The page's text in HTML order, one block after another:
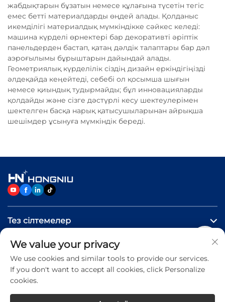
жабдықтарын бұзатын немесе құлағына түсетін тегіс
емес бетті материалдарды өңдей алады. Қолданыс
икемділігі материалдық мүмкіндікке сәйкес келеді:
машина күрделі өрнектері бар декоративті әріптік
панельдерден бастап, қатаң дәлдік талаптары бар дәл
аэроғылымы бұрыштарын дайындай алады.
Геометриялық күрделілік сіздің дизайн еркіндігіңізді
әлдеқайда кеңейтеді, себебі ол қосымша шығын
немесе қиындық тудырмайды; бұл инновацияларды
қолдайды және сізге дәстүрлі кесу шектеулерімен
шектелген басқа нарық қатысушыларынан айрықша
шешімдер ұсынуға мүмкіндік береді.
Тез сілтемелер
Өнімдер
Бізге хабарласыңыз
We value your privacy
We use cookies and similar tools to provide our services.
If you don't want to accept all cookies, click Personalize
cookies.